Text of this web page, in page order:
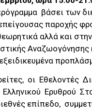
βάσει των
παροχής
αλλά και
οι Εθελοντές
Ερυθρού
επίπεδο,